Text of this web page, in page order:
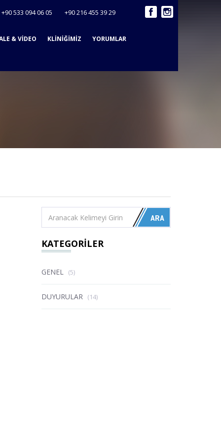
+90 533 094 06 05 +90 216 455 39 29
& VİDEO KLİNİĞİMİZ YORUMLAR
KATEGORİLER
GENEL (5)
DUYURULAR (14)